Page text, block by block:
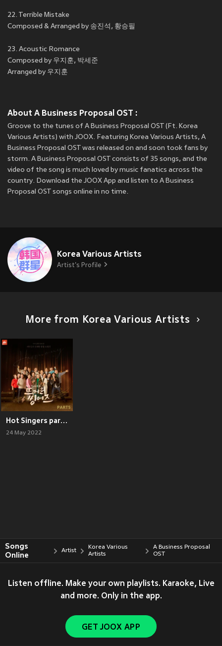
22. Terrible Mistake
Composed & Arranged by 송진석, 황승필
23. Acoustic Romance
Composed by 우지훈, 박세준
Arranged by 우지훈
About A Business Proposal OST :
Groove to the tunes of A Business Proposal OST (Ft. Korea
Various Artists) with JOOX. Featuring Korea Various Artists, A
Business Proposal OST was released on and soon took fans by
storm. A Business Proposal OST consists of 35 songs, and the
video of the song is much loved by music fanatics across the
country. Download the JOOX App and listen to A Business
Proposal OST songs online in no time.
Korea Various Artists
Artist's Profile
More from Korea Various Artists
Hot Singers part5
24 May 2022
Songs
Online
Artist
Korea Various
Artists
A Business Proposal
OST
Listen offline. Make your own playlists. Karaoke, Live
and more. Only in the app.
GET JOOX APP